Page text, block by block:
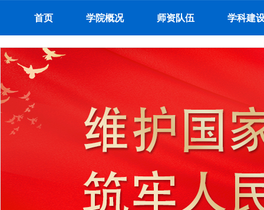
首页 学院概况 师资队伍 学科建